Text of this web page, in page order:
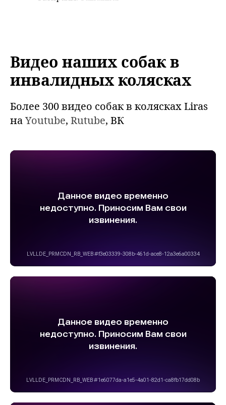
Видео наших собак в
инвалидных колясках
Более 300 видео собак в колясках Liras
наYoutube, Rutube, ВК